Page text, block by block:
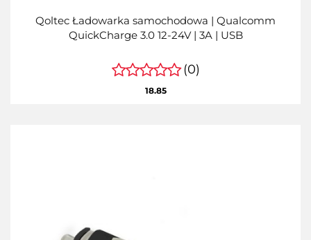
Qoltec Ładowarka samochodowa | Qualcomm
QuickCharge 3.0 12-24V | 3A | USB
(0)
18.85